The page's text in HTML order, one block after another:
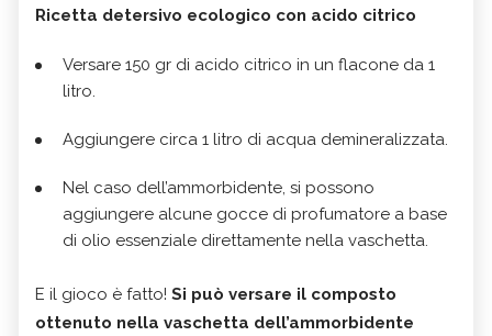
Ricetta detersivo ecologico con acido citrico
Versare 150 gr di acido citrico in un flacone da 1
litro.
Aggiungere circa 1 litro di acqua demineralizzata.
Nel caso dell’ammorbidente, si possono
aggiungere alcune gocce di profumatore a base
di olio essenziale direttamente nella vaschetta.
E il gioco è fatto! Si può versare il composto
ottenuto nella vaschetta dell’ammorbidente